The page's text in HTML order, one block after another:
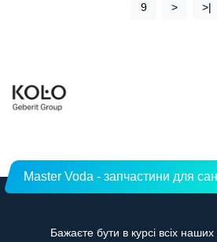
9 > >|
Master Voda - запчастини для
Бажаєте бути в курсі всіх